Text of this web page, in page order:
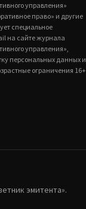
управления»
право» и другие
специальное
на сайте журнала
управления»,
персональных данных и
ограничения 16+
эмитента».